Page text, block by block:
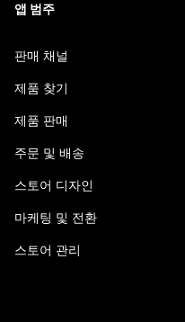
앱 범주
판매 채널
제품 찾기
제품 판매
주문 및 배송
스토어 디자인
마케팅 및 전환
스토어 관리